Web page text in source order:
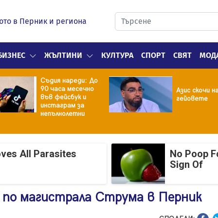
в Перник и региона
ЖЪЛТИНИ КУЛТУРА СПОРТ СВЯТ
Съдия нареди: До
90 часа месечно
във фейсбук и
инстаграм за
непълнолетни
Азис скочи
гейовете
All Parasites
No Poop
Sign Of
магистрала Струма в Перник